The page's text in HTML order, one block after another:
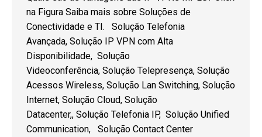
na Figura Saiba mais sobre Soluções de
Conectividade e TI. Solução Telefonia
Avançada, Solução IP VPN com Alta
Disponibilidade, Solução
Videoconferência, Solução Telepresença, Solução
Acessos Wireless, Solução Lan Switching, Solução
Internet, Solução Cloud, Solução
Datacenter,, Solução Telefonia IP, Solução Unified
Communication, Solução Contact Center